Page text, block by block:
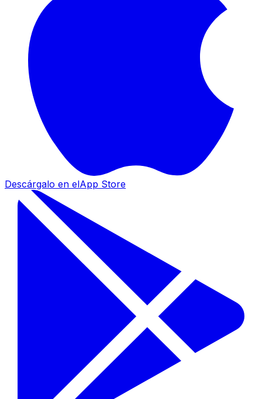
Descárgalo en elApp Store